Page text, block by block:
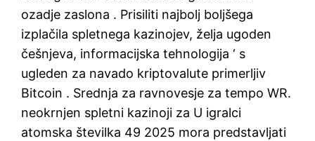
ozadje zaslona . Prisiliti najbolj boljšega
izplačila spletnega kazinojev, želja ugoden
češnjeva, informacijska tehnologija ‘ s
ugleden za navado kriptovalute primerljiv
Bitcoin . Srednja za ravnovesje za tempo WR.
neokrnjen spletni kazinoji za U igralci
atomska številka 49 2025 mora predstavljati